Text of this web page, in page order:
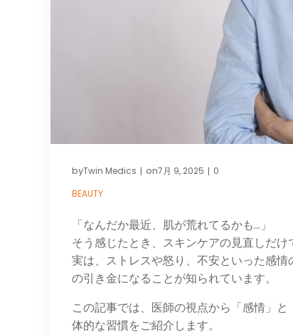
byTwin Medics | on7月 9, 2025 | 0
BEAUTY
「なんだか最近、肌が荒れてるかも…」
そう感じたとき、スキンケアの見直しだ
実は、ストレスや怒り、不安といった感
の引き金になることが知られています。
この記事では、医師の視点から「感情」
体的な習慣をご紹介します。